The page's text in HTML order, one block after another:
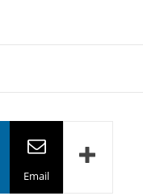
Email